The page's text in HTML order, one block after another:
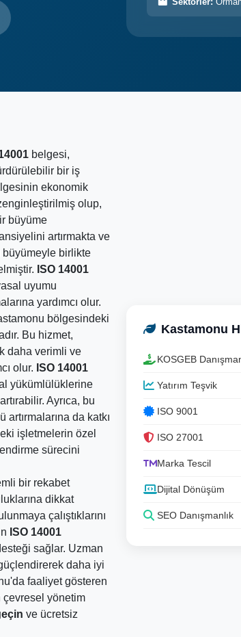
belgesi,
bir iş
ekonomik
olup,
büyüme
artırmakta ve
büyümeyle birlikte
ISO 14001
uyumu
yardımcı olur.
bölgesindeki
Bu hizmet,
daha verimli ve
olur. ISO 14001
yükümlülüklerine
Ayrıca, bu
da katkı
işletmelerin özel
sürecini
bir rekabet
dikkat
çalıştıklarını
ISO 14001
sağlar. Uzman
daha iyi
faaliyet gösteren
yönetim
ve ücretsiz
Kastamonu
KOSGEB
Yatırım Teşvik
ISO 9001
ISO 27001
Marka Tescil
Dijital Dönüşüm
SEO Danışmanlık